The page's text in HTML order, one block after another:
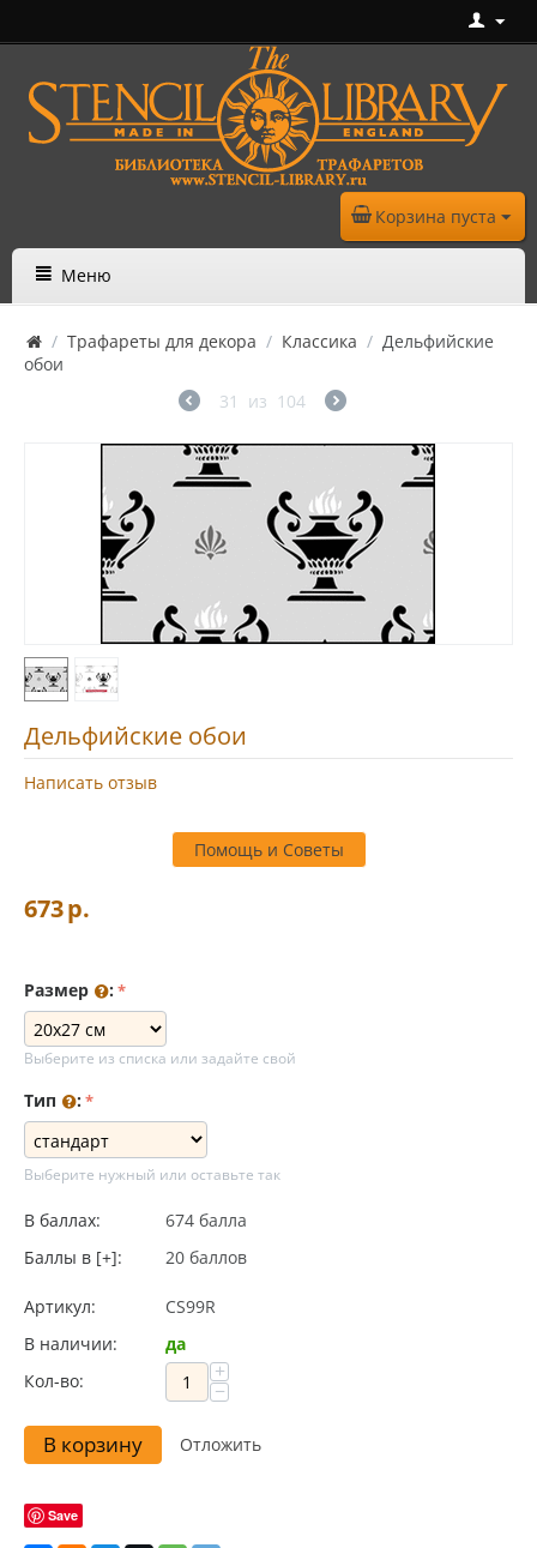
Корзина пуста
Меню
/ Трафареты для декора / Классика / Дельфийские
обои
31
из 104
Дельфийские обои
Написать отзыв
Помощь и Советы
673р.
Размер :
Выберите из списка или задайте свой
Тип :
Выберите нужный или оставьте так
В баллах:
674 балла
Баллы в [+]:
20 баллов
Артикул:
CS99R
В наличии:
да
Кол-во:
+
−
В корзину Отложить
Save